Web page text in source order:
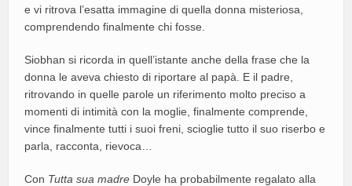
e vi ritrova l’esatta immagine di quella donna misteriosa,
comprendendo finalmente chi fosse.
Siobhan si ricorda in quell’istante anche della frase che la
donna le aveva chiesto di riportare al papà. E il padre,
ritrovando in quelle parole un riferimento molto preciso a
momenti di intimità con la moglie, finalmente comprende,
vince finalmente tutti i suoi freni, scioglie tutto il suo riserbo e
parla, racconta, rievoca…
Con Tutta sua madre Doyle ha probabilmente regalato alla